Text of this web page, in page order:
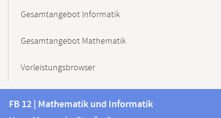
Gesamtangebot Informatik
Gesamtangebot Mathematik
Vorleistungsbrowser
Kontakt
FB
FB 12 | Mathematik und Informatik